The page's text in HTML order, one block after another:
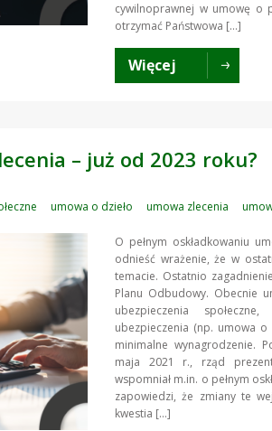
cywilnoprawnej w umowę o
otrzymać Państwowa […]
Więcej
– już od 2023 roku?
umowa o dzieło umowa zlecenia
O pełnym oskładkowaniu
odnieść wrażenie, że w
temacie. Ostatnio
Planu Odbudowy. Obecnie
ubezpieczenia
ubezpieczenia (np. umowa
minimalne wynagrodzenie.
maja 2021 r., rząd
wspomniał m.in. o pełnym
zapowiedzi, że zmiany te
kwestia […]